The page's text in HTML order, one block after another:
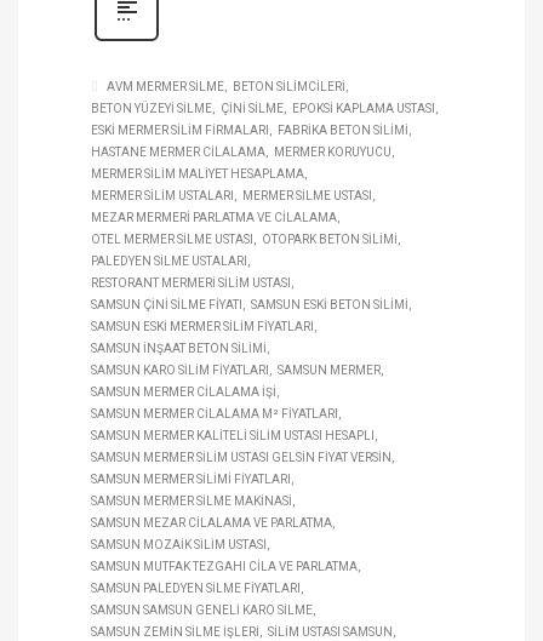
AVM MERMER SILME
BETON SILIMCILERI
BETON YÜZEYI SILME
ÇINI SILME
EPOKSI KAPLAMA USTASI
ESKI MERMER SILIM FIRMALARI
FABRIKA BETON SILIMI
HASTANE MERMER CILALAMA
MERMER KORUYUCU
MERMER SILIM MALIYET HESAPLAMA
MERMER SILIM USTALARI
MERMER SILME USTASI
MEZAR MERMERI PARLATMA VE CILALAMA
OTEL MERMER SILME USTASI
OTOPARK BETON SILIMI
PALEDYEN SILME USTALARI
RESTORANT MERMERI SILIM USTASI
SAMSUN ÇINI SILME FIYATI
SAMSUN ESKI BETON SILIMI
SAMSUN ESKI MERMER SILIM FIYATLARI
SAMSUN INŞAAT BETON SILIMI
SAMSUN KARO SILIM FIYATLARI
SAMSUN MERMER
SAMSUN MERMER CILALAMA IŞI
SAMSUN MERMER CILALAMA M² FIYATLARI
SAMSUN MERMER KALITELI SILIM USTASI HESAPLI
SAMSUN MERMER SILIM USTASI GELSIN FIYAT VERSIN
SAMSUN MERMER SILIMI FIYATLARI
SAMSUN MERMER SILME MAKINASI
SAMSUN MEZAR CILALAMA VE PARLATMA
SAMSUN MOZAIK SILIM USTASI
SAMSUN MUTFAK TEZGAHI CILA VE PARLATMA
SAMSUN PALEDYEN SILME FIYATLARI
SAMSUN SAMSUN GENELI KARO SILME
SAMSUN ZEMIN SILME IŞLERI
SILIM USTASI SAMSUN